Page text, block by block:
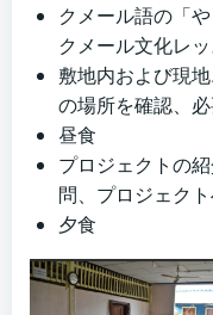
クメール語の「
クメール文化レ
敷地内および現
の場所を確認、
昼食
プロジェクトの
問、プロジェク
夕食